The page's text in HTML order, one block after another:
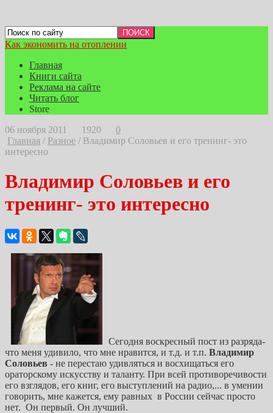
Как экономить на отоплении
Главная
Книги сайта
Реклама на сайте
Читать блог
Store
06 ноября 2011
1920
0
Главная / Разное / Владимир Соловьев и его тренинг- это
интересно
Владимир Соловьев и его
тренинг- это интересно
Сегодня воскресный пост из разряда-
что меня удивило, что мне нравится, и т.д. и т.п. Владимир
Соловьев - не перестаю удивляться и восхищаться его
ораторскому искусству и таланту. При всей противоречивости
его взглядов, его книг, его выступлений на радио,... в умении
говорить, мне кажется, ему равных в России сейчас просто
нет. Он первый. Он лучший.